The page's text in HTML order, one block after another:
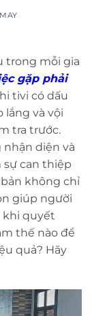
trong mỗi gia
gặp phải
tivi có dấu
và vội
tra trước.
nhận diện và
sự can thiệp
không chỉ
giúp người
quyết
thế nào để
quả? Hãy